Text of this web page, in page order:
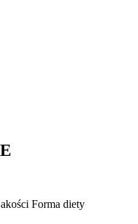
Forma diety